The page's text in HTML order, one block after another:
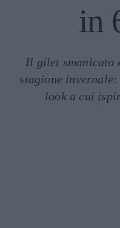
in
Il gilet smanicato
stagione
look a cui